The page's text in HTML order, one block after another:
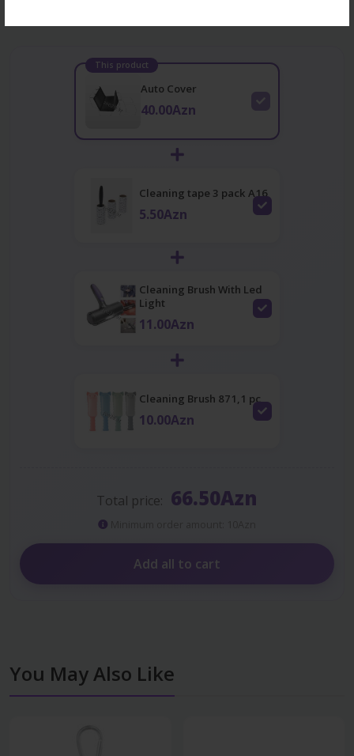
This product
Auto Cover
40.00Azn
Cleaning tape 3 pack A16
5.50Azn
Cleaning Brush With Led
Light
11.00Azn
Cleaning Brush 871,1 pc
10.00Azn
Total price: 66.50Azn
Add all to cart
You May Also Like